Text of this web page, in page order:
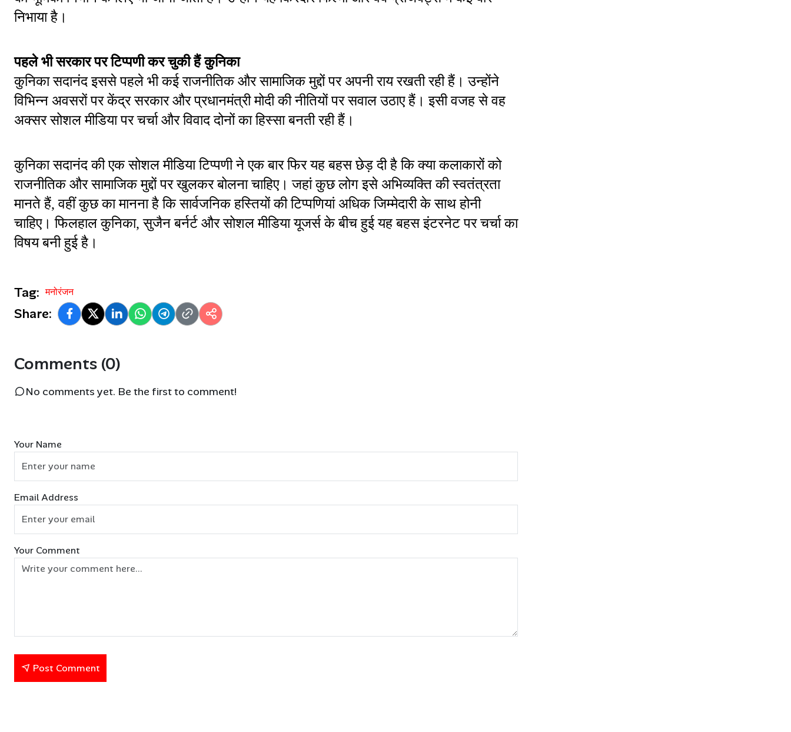
निभाया है।
पहले भी सरकार पर टिप्पणी कर चुकी हैं कुनिका
कुनिका सदानंद इससे पहले भी कई राजनीतिक और सामाजिक मुद्दों पर अपनी राय रखती रही हैं। उन्होंने
विभिन्न अवसरों पर केंद्र सरकार और प्रधानमंत्री मोदी की नीतियों पर सवाल उठाए हैं। इसी वजह से वह
अक्सर सोशल मीडिया पर चर्चा और विवाद दोनों का हिस्सा बनती रही हैं।
कुनिका सदानंद की एक सोशल मीडिया टिप्पणी ने एक बार फिर यह बहस छेड़ दी है कि क्या कलाकारों को
राजनीतिक और सामाजिक मुद्दों पर खुलकर बोलना चाहिए। जहां कुछ लोग इसे अभिव्यक्ति की स्वतंत्रता
मानते हैं, वहीं कुछ का मानना है कि सार्वजनिक हस्तियों की टिप्पणियां अधिक जिम्मेदारी के साथ होनी
चाहिए। फिलहाल कुनिका, सुजैन बर्नर्ट और सोशल मीडिया यूजर्स के बीच हुई यह बहस इंटरनेट पर चर्चा का
विषय बनी हुई है।
Tag: मनोरंजन
Share:
Comments (0)
No comments yet. Be the first to comment!
Your Name
Email Address
Your Comment
Post Comment